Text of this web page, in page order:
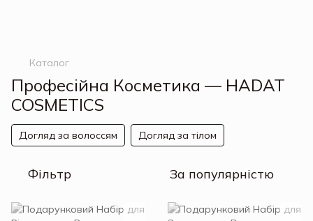
Каталог
Професійна Косметика — HADAT
COSMETICS
Догляд за волоссям Догляд за тілом
Фільтр За популярністю